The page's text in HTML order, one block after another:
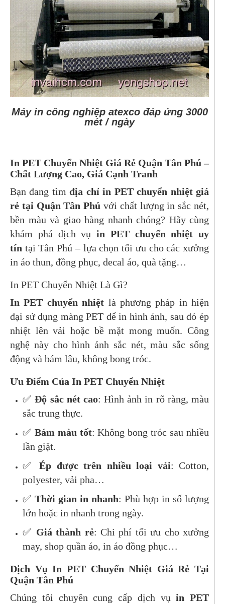
Máy in công nghiệp atexco đáp ứng 3000
mét / ngày
In PET Chuyển Nhiệt Giá Rẻ Quận Tân Phú –
Chất Lượng Cao, Giá Cạnh Tranh
Bạn đang tìmđịa chỉ in PET chuyển nhiệt giá
rẻ tại Quận Tân Phú với chất lượng in sắc nét,
bền màu và giao hàng nhanh chóng? Hãy cùng
khám phá dịch vụ in PET chuyển nhiệt uy
tín tại Tân Phú – lựa chọn tối ưu cho các xưởng
in áo thun, đồng phục, decal áo, quà tặng…
In PET Chuyển Nhiệt Là Gì?
In PET chuyển nhiệt là phương pháp in hiện
đại sử dụng màng PET để in hình ảnh, sau đó ép
nhiệt lên vải hoặc bề mặt mong muốn. Công
nghệ này cho hình ảnh sắc nét, màu sắc sống
động và bám lâu, không bong tróc.
Ưu Điểm Của In PET Chuyển Nhiệt
✅Độ sắc nét cao: Hình ảnh in rõ ràng, màu
sắc trung thực.
✅ Bám màu tốt: Không bong tróc sau nhiều
lần giặt.
✅ Ép được trên nhiều loại vải: Cotton,
polyester, vải pha…
✅ Thời gian in nhanh: Phù hợp in số lượng
lớn hoặc in nhanh trong ngày.
✅ Giá thành rẻ: Chi phí tối ưu cho xưởng
may, shop quần áo, in áo đồng phục…
Dịch Vụ In PET Chuyển Nhiệt Giá Rẻ Tại
Quận Tân Phú
Chúng tôi chuyên cung cấp dịch vụin PET